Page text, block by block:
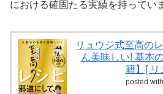
における確固たる実績を持ってい
リュウジ式至高の
ん美味しい! 基本
籍】[ リ
posted with